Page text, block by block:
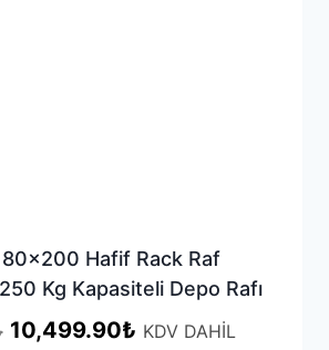
Hafif Rack Raf
Kg Kapasiteli Depo Rafı
Orijinal
10,499.90₺Şu
KDV DAHİL